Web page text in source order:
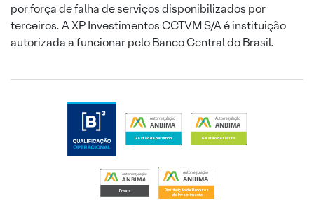
por força de falha de serviços disponibilizados por
terceiros. A XP Investimentos CCTVM S/A é instituição
autorizada a funcionar pelo Banco Central do Brasil.